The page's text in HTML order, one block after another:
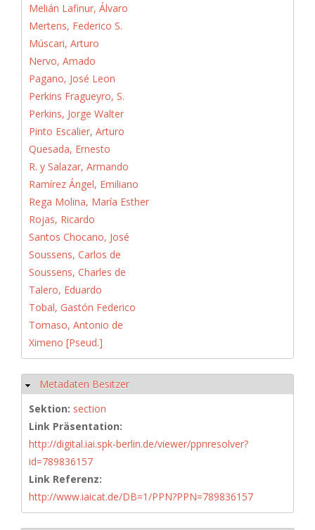
Melián Lafinur, Álvaro
Mertens, Federico S.
Múscari, Arturo
Nervo, Amado
Pagano, José Leon
Perkins Fragueyro, S.
Perkins, Jorge Walter
Pinto Escalier, Arturo
Quesada, Ernesto
R. y Salazar, Armando
Ramírez Ángel, Emiliano
Rega Molina, María Esther
Rojas, Ricardo
Santos Chocano, José
Soussens, Carlos de
Soussens, Charles de
Talero, Eduardo
Tobal, Gastón Federico
Tomaso, Antonio de
Ximeno [Pseud.]
Hide
Metadaten Besitzer
Sektion: section
Link Präsentation:
http://digital.iai.spk-berlin.de/viewer/ppnresolver?
id=789836157
Link Referenz:
http://www.iaicat.de/DB=1/PPN?PPN=789836157